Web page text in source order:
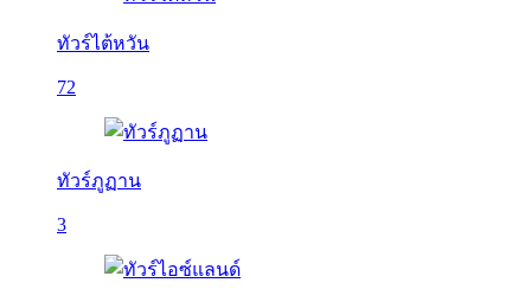
ทัวร์ไต้หวัน
72
ทัวร์ภูฏาน
3